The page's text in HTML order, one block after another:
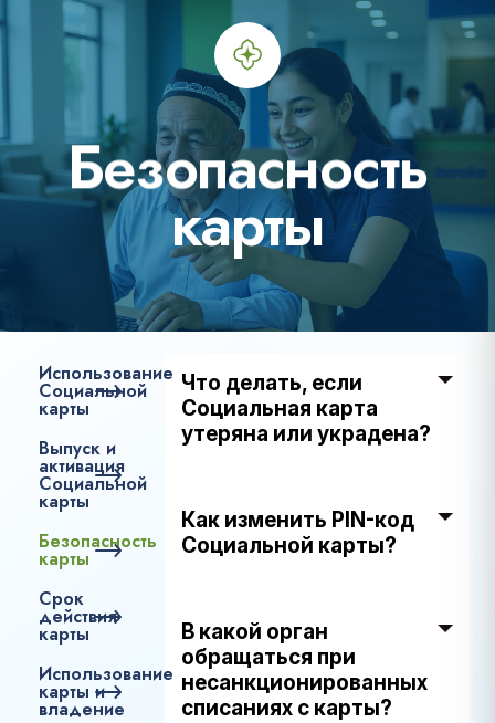
Безопасность
карты
Использование
Социальной
карты
Выпуск и
активация
Социальной
карты
Безопасность
карты
Срок
действия
карты
Использование
карты и
владение
Что делать, если
Социальная карта
утеряна или украдена?
Как изменить PIN-код
Социальной карты?
В какой орган
обращаться при
несанкционированных
списаниях с карты?